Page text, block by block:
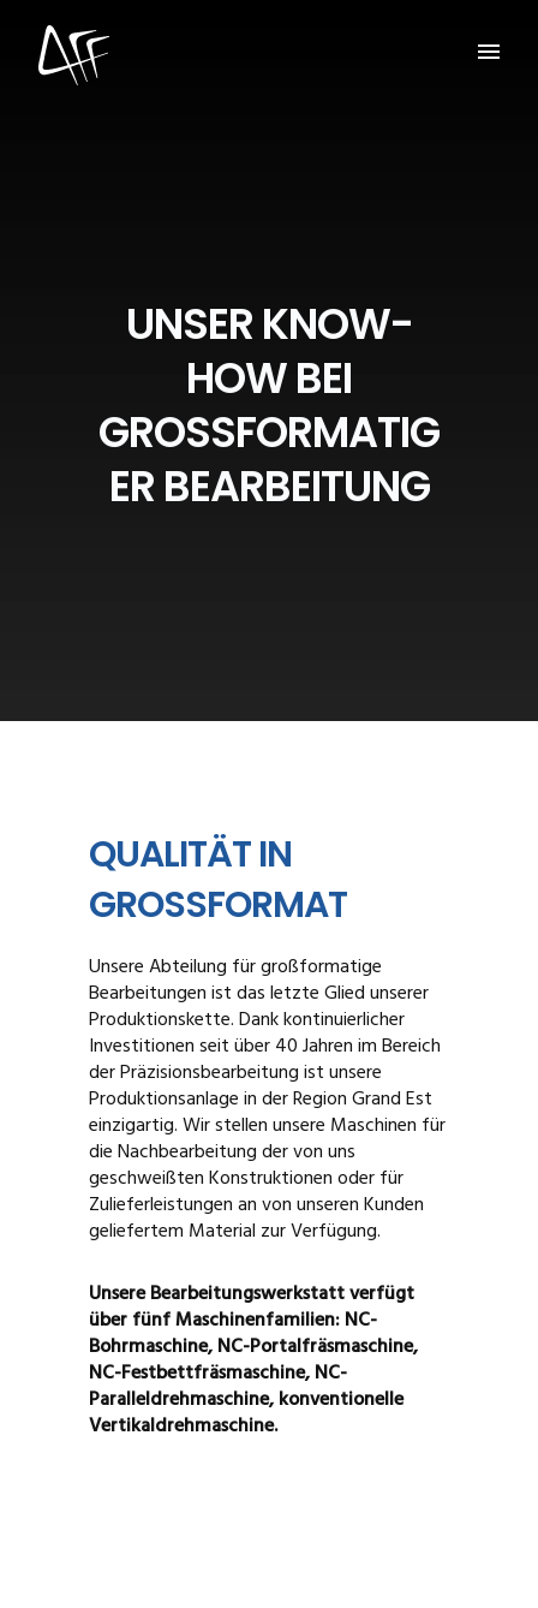
UNSER KNOW-
HOW BEI
GROSSFORMATIG
ER BEARBEITUNG
QUALITÄT IN
GROSSFORMAT
Unsere Abteilung für großformatige
Bearbeitungen ist das letzte Glied unserer
Produktionskette. Dank kontinuierlicher
Investitionen seit über 40 Jahren im Bereich
der Präzisionsbearbeitung ist unsere
Produktionsanlage in der Region Grand Est
einzigartig. Wir stellen unsere Maschinen für
die Nachbearbeitung der von uns
geschweißten Konstruktionen oder für
Zulieferleistungen an von unseren Kunden
geliefertem Material zur Verfügung.
Unsere Bearbeitungswerkstatt verfügt
über fünf Maschinenfamilien: NC-
Bohrmaschine, NC-Portalfräsmaschine,
NC-Festbettfräsmaschine, NC-
Paralleldrehmaschine, konventionelle
Vertikaldrehmaschine.